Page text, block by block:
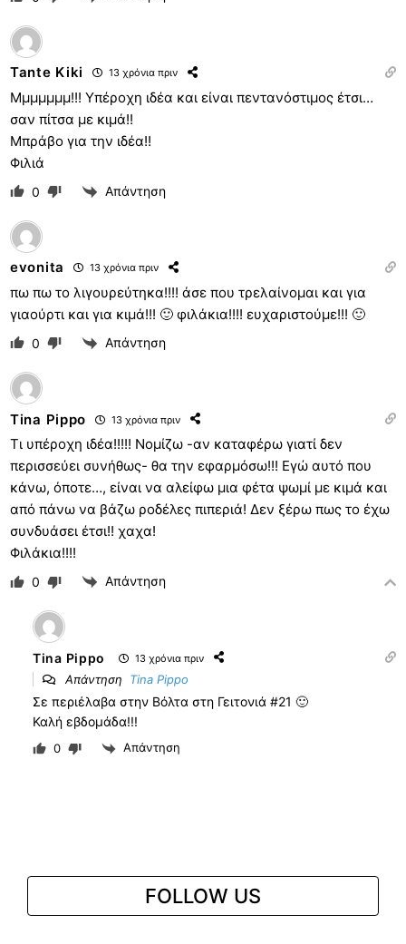
Tante Kiki 13 χρόνια πριν
Μμμμμμμ!!! Υπέροχη ιδέα και είναι πεντανόστιμος έτσι…
σαν πίτσα με κιμά!!
Μπράβο για την ιδέα!!
Φιλιά
0 Απάντηση
evonita 13 χρόνια πριν
πω πω το λιγουρεύτηκα!!!! άσε που τρελαίνομαι και για
γιαούρτι και για κιμά!!! 🙂 φιλάκια!!!! ευχαριστούμε!!! 🙂
0 Απάντηση
Tina Pippo 13 χρόνια πριν
Τι υπέροχη ιδέα!!!!! Νομίζω -αν καταφέρω γιατί δεν
περισσεύει συνήθως- θα την εφαρμόσω!!! Εγώ αυτό που
κάνω, όποτε…, είναι να αλείφω μια φέτα ψωμί με κιμά και
από πάνω να βάζω ροδέλες πιπεριά! Δεν ξέρω πως το έχω
συνδυάσει έτσι!! χαχα!
Φιλάκια!!!!
0 Απάντηση
Tina Pippo 13 χρόνια πριν
Απάντηση Tina Pippo
Σε περιέλαβα στην Βόλτα στη Γειτονιά #21 🙂
Καλή εβδομάδα!!!
0 Απάντηση
FOLLOW US